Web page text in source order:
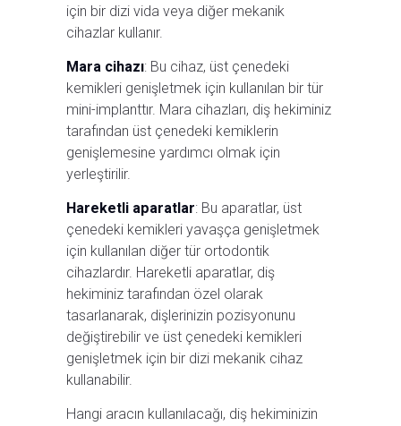
için bir dizi vida veya diğer mekanik
cihazlar kullanır.
Mara cihazı: Bu cihaz, üst çenedeki
kemikleri genişletmek için kullanılan bir tür
mini-implanttır. Mara cihazları, diş hekiminiz
tarafından üst çenedeki kemiklerin
genişlemesine yardımcı olmak için
yerleştirilir.
Hareketli aparatlar: Bu aparatlar, üst
çenedeki kemikleri yavaşça genişletmek
için kullanılan diğer tür ortodontik
cihazlardır. Hareketli aparatlar, diş
hekiminiz tarafından özel olarak
tasarlanarak, dişlerinizin pozisyonunu
değiştirebilir ve üst çenedeki kemikleri
genişletmek için bir dizi mekanik cihaz
kullanabilir.
Hangi aracın kullanılacağı, diş hekiminizin